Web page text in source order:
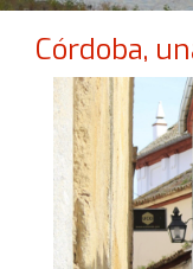
Córdoba,